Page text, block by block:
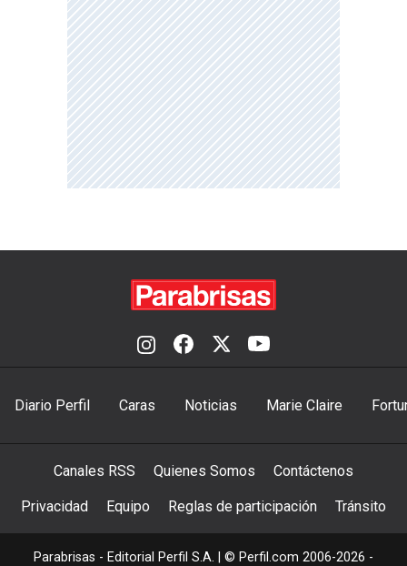
Diario Perfil Caras Noticias Marie Claire
Canales RSS Quienes Somos Contáctenos
Privacidad Equipo Reglas de participación Tránsito
Parabrisas - Editorial Perfil S.A. | © Perfil.com 2006-2026 -